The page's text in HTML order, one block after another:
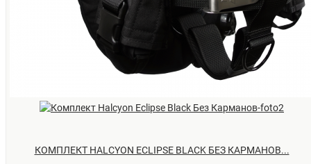
КОМПЛЕКТ HALCYON ECLIPSE BLACK БЕЗ КАРМАНОВ...